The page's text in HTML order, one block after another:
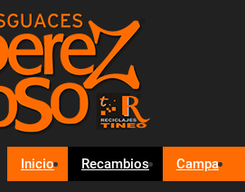
Inicio Recambios Campa